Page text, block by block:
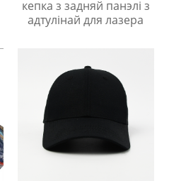
кепка з задняй панэлі з
адтулінай для лазера